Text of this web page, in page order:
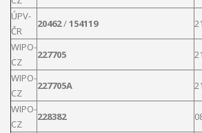
ÚPV-
ČR
20462/154119
WIPO-
CZ
227705
WIPO-
CZ
227705A
WIPO-
CZ
228382